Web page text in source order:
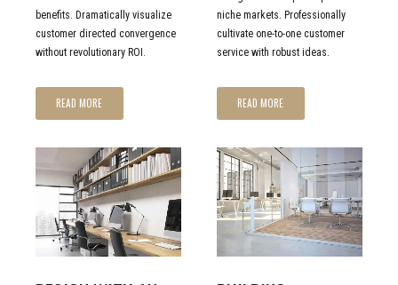
users after installed base
benefits. Dramatically visualize
customer directed convergence
taxing relationships via premier
niche markets. Professionally
cultivate one-to-one customer
CLICK TO
READ MORE
CLICK TO
READ MORE